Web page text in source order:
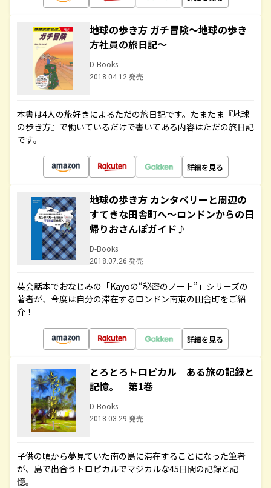
地球の歩き方 ガチ冒険～地球の歩き
方社員の旅日記～
D-Books
2018.04.12 発売
本書は4人の旅好きによるただの旅日記です。たまたま『地球
の歩き方』で働いているだけで書いてある内容はただの旅日記
です。
詳細を見る
地球の歩き方 カンタベリーと周辺の
すてきな田舎町へ～ロンドンからの日
帰りおさんぽガイド♪
D-Books
2018.07.26 発売
英会話本でおなじみの「Kayoの“秘密のノート”」シリーズの
著者が、今度は自分の滞在するロンドン南東の田舎町をご紹
介！
詳細を見る
とろとろトロピカル ある旅の記録と
記憶。 第1巻
D-Books
2018.03.29 発売
子供の頃から夢見ていた南の島に滞在することになった筆者
が、島で出合うトロピカルでマジカルな45日間の記録と記
憶。